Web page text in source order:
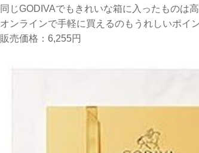
同じGODIVAでもきれいな箱に入ったものは
オンラインで手軽に買えるのもうれしいポイン
販売価格：6,255円